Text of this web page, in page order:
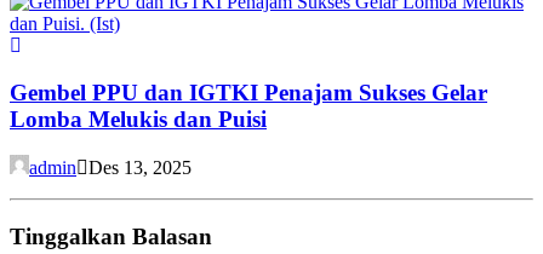
Gembel PPU dan IGTKI Penajam Sukses Gelar
Lomba Melukis dan Puisi
admin Des 13, 2025
Tinggalkan Balasan